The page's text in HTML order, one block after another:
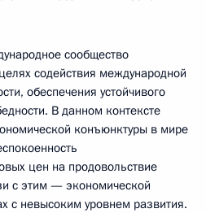
сообщество
содействия международной
обеспечения устойчивого
В данном контексте
конъюнктуры в мире
цен на продовольствие
с этим — экономической
с невысоким уровнем развития.